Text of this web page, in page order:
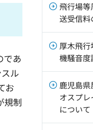
であ
ル
お
規制
飛行場
送受信料
厚木飛
機騒音度
鹿児島
オスプ
について